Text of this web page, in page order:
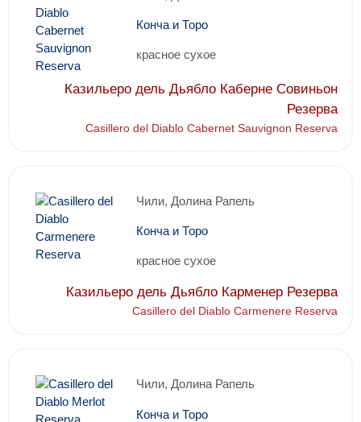
Конча и Торо
красное сухое
Казильеро дель Дьябло Каберне Совиньон
Резерва
Casillero del Diablo Cabernet Sauvignon Reserva
Чили, Долина Рапель
Конча и Торо
красное сухое
Казильеро дель Дьябло Карменер Резерва
Casillero del Diablo Carmenere Reserva
Чили, Долина Рапель
Конча и Торо